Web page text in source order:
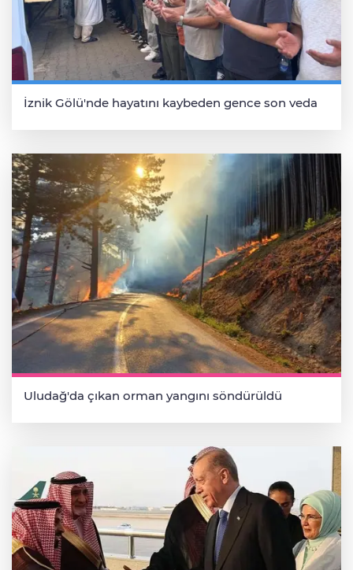
İznik Gölü'nde hayatını kaybeden gence son veda
Uludağ'da çıkan orman yangını söndürüldü